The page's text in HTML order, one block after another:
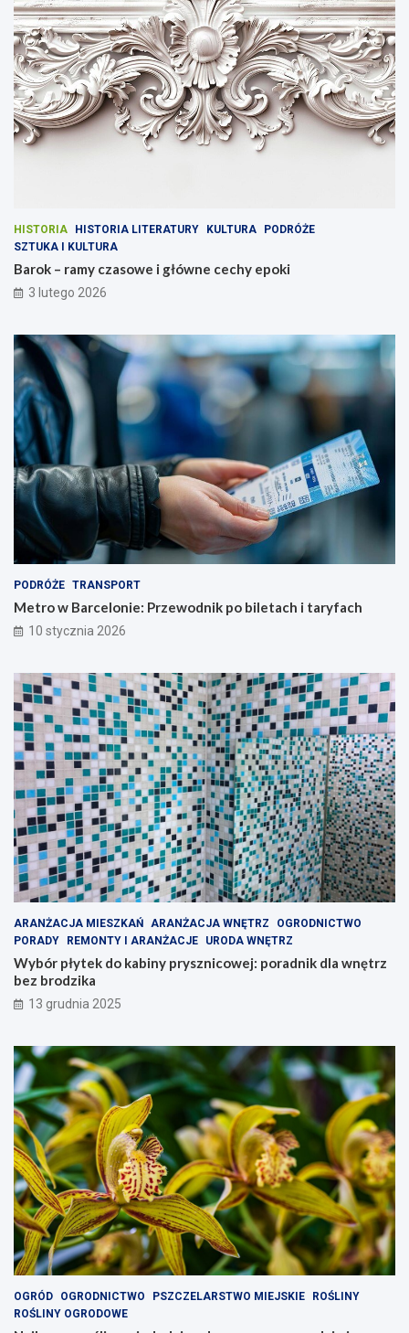
HISTORIA HISTORIA LITERATURY KULTURA
PODRÓŻE
SZTUKA I KULTURA
Barok – ramy czasowe i główne cechy epoki
3 lutego 2026
PODRÓŻE TRANSPORT
Metro w Barcelonie: Przewodnik po biletach i taryfach
10 stycznia 2026
ARANŻACJA MIESZKAŃ ARANŻACJA WNĘTRZ
OGRODNICTWO
PORADY
REMONTY I ARANŻACJE URODA WNĘTRZ
Wybór płytek do kabiny prysznicowej: poradnik dla wnętrz
bez brodzika
13 grudnia 2025
OGRÓD OGRODNICTWO PSZCZELARSTWO MIEJSKIE
ROŚLINY
ROŚLINY OGRODOWE